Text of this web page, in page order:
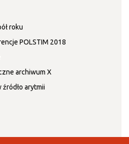
roku
POLSTIM 2018
archiwum X
źródło arytmii